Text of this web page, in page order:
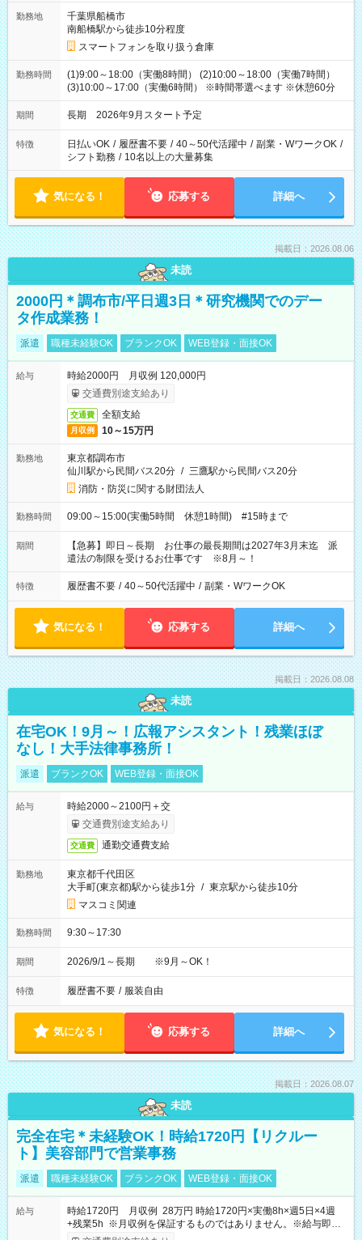
勤務地
千葉県船橋市
南船橋駅から徒歩10分程度
スマートフォンを取り扱う倉庫
勤務時間
(1)9:00～18:00（実働8時間） (2)10:00～18:00（実働7時間）
(3)10:00～17:00（実働6時間） ※時間帯選べます ※休憩60分
期間 長期 2026年9月スタート予定
特徴 日払いOK / 履歴書不要 / 40～50代活躍中 / 副業・WワークOK /
シフト勤務 / 10名以上の大量募集
気になる！ 応募する 詳細へ
掲載日：2026.08.06
未読
2000円＊調布市/平日週3日＊研究機関でのデー
タ作成業務！
派遣 職種未経験OK ブランクOK WEB登録・面接OK
給与
時給2000円 月収例 120,000円
交通費別途支給あり
交通費 全額支給
月収例 10～15万円
勤務地
東京都調布市
仙川駅から民間バス20分 / 三鷹駅から民間バス20分
消防・防災に関する財団法人
勤務時間 09:00～15:00(実働5時間 休憩1時間) #15時まで
期間
【急募】即日～長期 お仕事の最長期間は2027年3月末迄 派
遣法の制限を受けるお仕事です ※8月～！
特徴 履歴書不要 / 40～50代活躍中 / 副業・WワークOK
気になる！ 応募する 詳細へ
掲載日：2026.08.08
未読
在宅OK！9月～！広報アシスタント！残業ほぼ
なし！大手法律事務所！
派遣 ブランクOK WEB登録・面接OK
給与
時給2000～2100円＋交
交通費別途支給あり
交通費 通勤交通費支給
勤務地
東京都千代田区
大手町(東京都)駅から徒歩1分 / 東京駅から徒歩10分
マスコミ関連
勤務時間 9:30～17:30
期間 2026/9/1～長期 ※9月～OK！
特徴 履歴書不要 / 服装自由
気になる！ 応募する 詳細へ
掲載日：2026.08.07
未読
完全在宅＊未経験OK！時給1720円【リクルー
ト】美容部門で営業事務
派遣 職種未経験OK ブランクOK WEB登録・面接OK
給与
時給1720円 月収例 28万円 時給1720円×実働8h×週5日×4週
+残業5h ※月収例を保証するものではありません。※給与即受
取りサービス利用可（利用条件有）